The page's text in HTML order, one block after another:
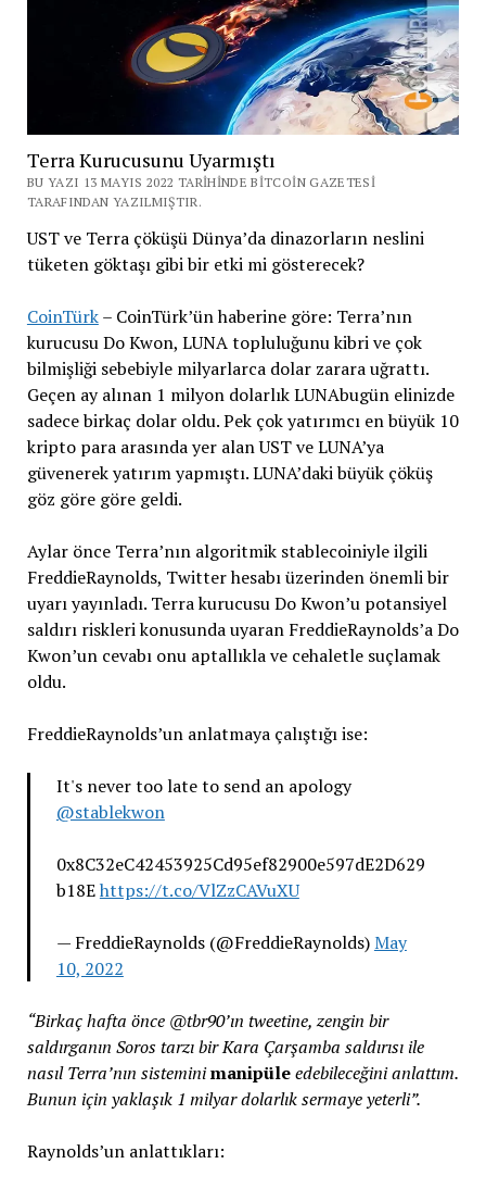
Terra Kurucusunu Uyarmıştı
BU YAZI 13 MAYIS 2022 TARIHINDE BITCOIN GAZETESI
TARAFINDAN YAZILMIŞTIR.
UST ve Terra çöküşü Dünya’da dinazorların neslini
tüketen göktaşı gibi bir etki mi gösterecek?
CoinTürk– CoinTürk’ün haberine göre: Terra’nın
kurucusu Do Kwon, LUNA topluluğunu kibri ve çok
bilmişliği sebebiyle milyarlarca dolar zarara uğrattı.
Geçen ay alınan 1 milyon dolarlık LUNAbugün elinizde
sadece birkaç dolar oldu. Pek çok yatırımcı en büyük 10
kripto para arasında yer alan UST ve LUNA’ya
güvenerek yatırım yapmıştı. LUNA’daki büyük çöküş
göz göre göre geldi.
Aylar önce Terra’nın algoritmik stablecoiniyle ilgili
FreddieRaynolds, Twitter hesabı üzerinden önemli bir
uyarı yayınladı. Terra kurucusu Do Kwon’u potansiyel
saldırı riskleri konusunda uyaran FreddieRaynolds’a Do
Kwon’un cevabı onu aptallıkla ve cehaletle suçlamak
oldu.
FreddieRaynolds’un anlatmaya çalıştığı ise:
It's never too late to send an apology
@stablekwon
0x8C32eC42453925Cd95ef82900e597dE2D629
b18Ehttps://t.co/VlZzCAVuXU
— FreddieRaynolds (@FreddieRaynolds)May
10, 2022
“Birkaç hafta önce @tbr90’ın tweetine, zengin bir
saldırganın Soros tarzı bir Kara Çarşamba saldırısı ile
nasıl Terra’nın sisteminimanipüleedebileceğini anlattım.
Bunun için yaklaşık 1 milyar dolarlık sermaye yeterli”.
Raynolds’un anlattıkları: